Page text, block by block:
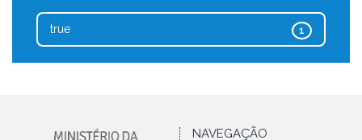
1
true
NAVEGAÇÃO